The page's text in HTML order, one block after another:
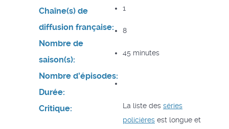
Chaîne(s) de
diffusion française:
Nombre de
saison(s):
1
Nombre d'épisodes:
8
Durée:
45 minutes
Critique: La liste des séries
policières est longue et